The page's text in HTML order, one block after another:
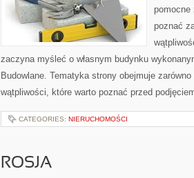
pomocne
poznać
zaczyna myśleć o własnym budynku
Budowlane. Tematyka strony obejmuje
wątpliwości, które warto poznać przed
CATEGORIES: NIERUCHOMOŚCI
ROSJA